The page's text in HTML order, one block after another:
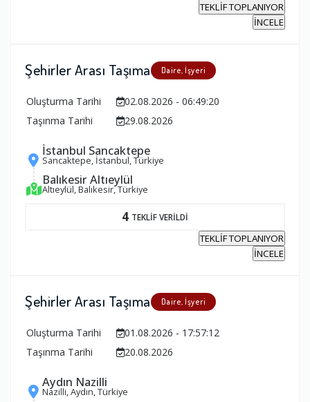
TEKLİF TOPLANIYOR
İNCELE
Şehirler Arası Taşıma Daire, İşyeri
Oluşturma Tarihi
02.08.2026 - 06:49:20
Taşınma Tarihi
29.08.2026
İstanbul Sancaktepe
Sancaktepe, İstanbul, Türkiye
Balıkesir Altıeylül
Altıeylül, Balıkesir, Türkiye
4 TEKLİF VERİLDİ
TEKLİF TOPLANIYOR
İNCELE
Şehirler Arası Taşıma Daire, İşyeri
Oluşturma Tarihi
01.08.2026 - 17:57:12
Taşınma Tarihi
20.08.2026
Aydın Nazilli
Nazilli, Aydın, Türkiye